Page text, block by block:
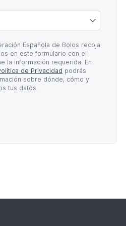
Española de Bolos recoja
en este formulario con el
la información requerida. En
de Privacidad podrás
sobre dónde, cómo y
tus datos.